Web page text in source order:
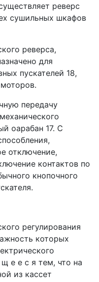
реверс
сушильных шкафов
реверса,
для
пускателей 18,
передачу
оарабан 17. С
отключение,
контактов по
кнопочного
регулирования
которых
е е с я тем, что на
из кассет